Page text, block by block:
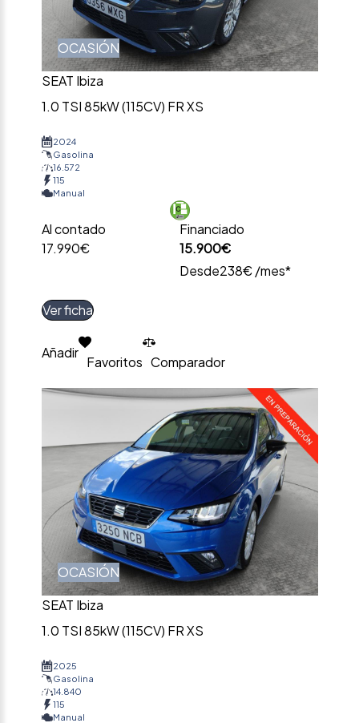
OCASIÓN
SEAT Ibiza
1.0 TSI 85kW (115CV) FR XS
2024
Gasolina
16.572
115
Manual
Al contado
17.990€
Financiado
15.900€
Desde238€ /mes*
Ver ficha
Añadir
Favoritos Comparador
OCASIÓN
SEAT Ibiza
1.0 TSI 85kW (115CV) FR XS
2025
Gasolina
14.840
115
Manual